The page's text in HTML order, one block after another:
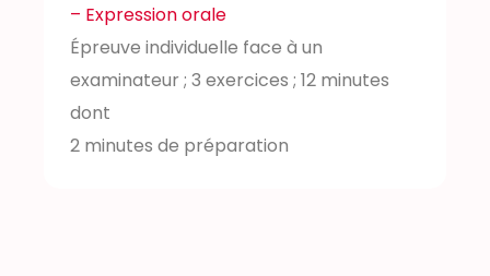
– Expression orale
Épreuve individuelle face à un
examinateur ; 3 exercices ; 12 minutes
dont
2 minutes de préparation